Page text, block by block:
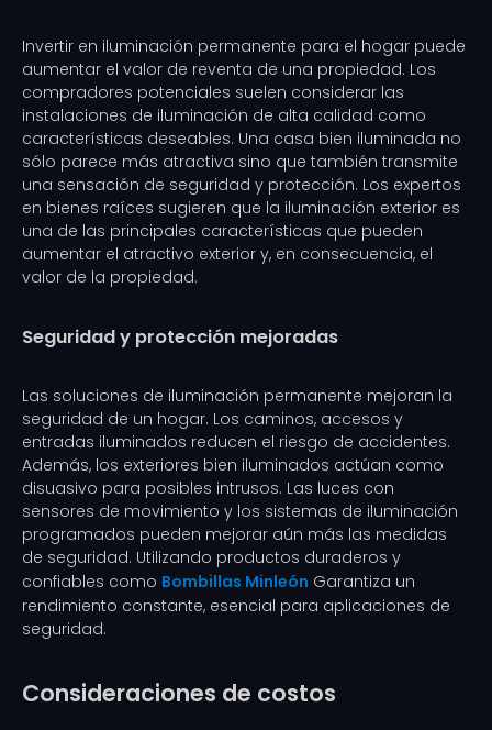
Invertir en iluminación permanente para el hogar puede
aumentar el valor de reventa de una propiedad. Los
compradores potenciales suelen considerar las
instalaciones de iluminación de alta calidad como
características deseables. Una casa bien iluminada no
sólo parece más atractiva sino que también transmite
una sensación de seguridad y protección. Los expertos
en bienes raíces sugieren que la iluminación exterior es
una de las principales características que pueden
aumentar el atractivo exterior y, en consecuencia, el
valor de la propiedad.
Seguridad y protección mejoradas
Las soluciones de iluminación permanente mejoran la
seguridad de un hogar. Los caminos, accesos y
entradas iluminados reducen el riesgo de accidentes.
Además, los exteriores bien iluminados actúan como
disuasivo para posibles intrusos. Las luces con
sensores de movimiento y los sistemas de iluminación
programados pueden mejorar aún más las medidas
de seguridad. Utilizando productos duraderos y
confiables como Bombillas Minleón Garantiza un
rendimiento constante, esencial para aplicaciones de
seguridad.
Consideraciones de costos